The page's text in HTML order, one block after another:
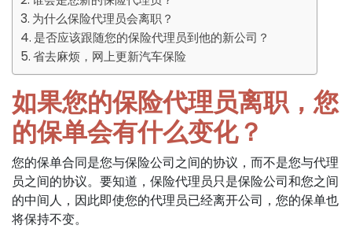
为什么保险代理员会离职？
是否应该跟随您的保险代理员到他的新公司？
省去麻烦，网上更新汽车保险
如果您的保险代理员离职，您
的保单会有什么变化？
您的保单合同是您与保险公司之间的协议，而不是您与代理
员之间的协议。要知道，保险代理员只是保险公司和您之间
的中间人，因此即使您的代理员已经离开公司，您的保单也
将保持不变。